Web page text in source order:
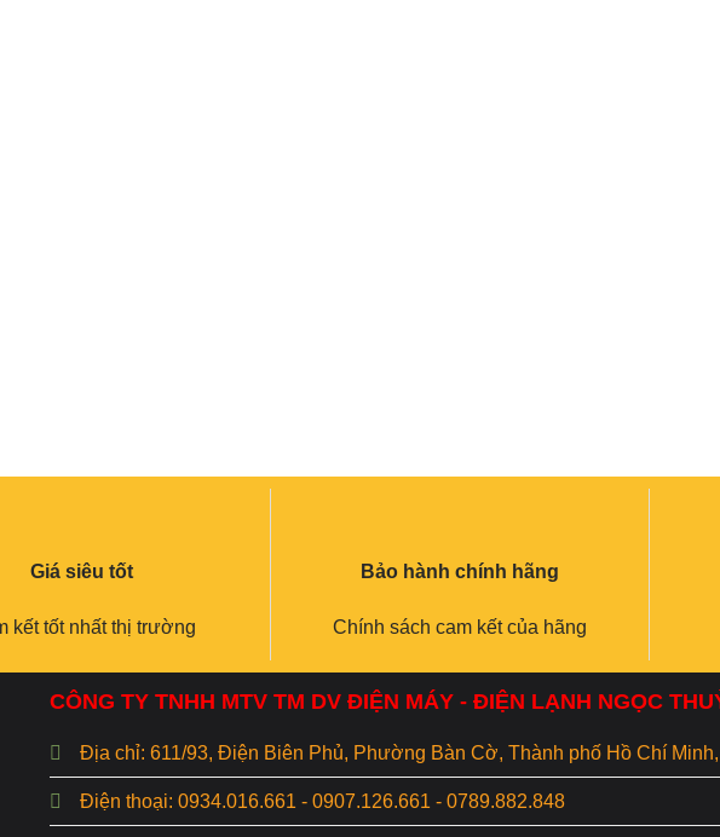
Giá siêu tốt
kết tốt nhất thị trường
Bảo hành chính hãng
Chính sách cam kết của hãng
CÔNG TY TNHH MTV TM DV ĐIỆN MÁY - ĐIỆN LẠNH NGỌC
Địa chỉ: 611/93, Điện Biên Phủ, Phường Bàn Cờ, Thành phố Hồ Chí
Điện thoại: 0934.016.661 - 0907.126.661 - 0789.882.848